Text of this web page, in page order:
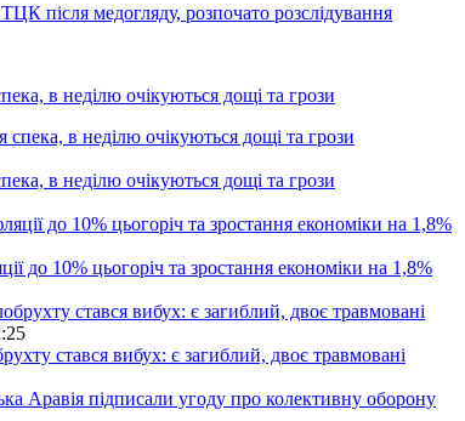
після медогляду, розпочато розслідування
в неділю очікуються дощі та грози
в неділю очікуються дощі та грози
до 10% цьогоріч та зростання економіки на 1,8%
стався вибух: є загиблий, двоє травмовані